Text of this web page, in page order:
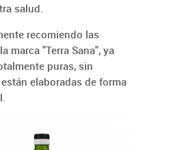
salud.
recomiendo las
marca "Terra Sana", ya
puras, sin
elaboradas de forma